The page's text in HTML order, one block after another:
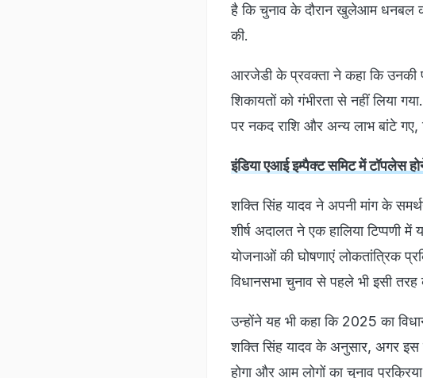
है कि चुनाव के दौरान खुलेआम धनबल
की.
आरजेडी के प्रवक्ता ने कहा कि उनकी
शिकायतों को गंभीरता से नहीं लिया
पर नकद राशि और अन्य लाभ बांटे गए,
इंडिया एआई इम्पैक्ट समिट में टॉपलेस
शक्ति सिंह यादव ने अपनी मांग के
शीर्ष अदालत ने एक हालिया टिप्पणी
योजनाओं की घोषणाएं लोकतांत्रिक
विधानसभा चुनाव से पहले भी इसी
उन्होंने यह भी कहा कि 2025 का
शक्ति सिंह यादव के अनुसार, अगर इस
होगा और आम लोगों का चुनाव